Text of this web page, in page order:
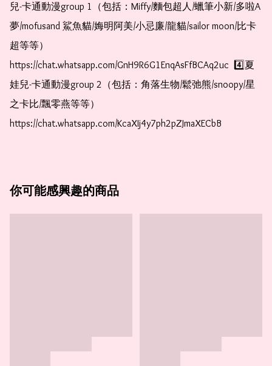
兒-卡通動漫group 1（包括：Miffy/麵包超人/蠟筆小新/多啦A
夢/mofusand 鯊魚貓/娒明阿美/小忌廉/龍貓/sailor moon/比卡
超等等）
https://chat.whatsapp.com/GnH9R6G1EnqAsFfBCAq2uc  4️⃣夏
娃兒-卡通動漫group 2（包括：角落生物/鬆弛熊/snoopy/星
之卡比/飄零燕等等）
https://chat.whatsapp.com/KcaXIj4y7ph2pZJmaXECbB
你可能感興趣的商品